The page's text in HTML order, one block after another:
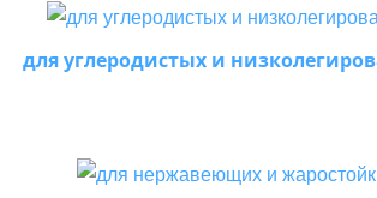
для углеродистых и